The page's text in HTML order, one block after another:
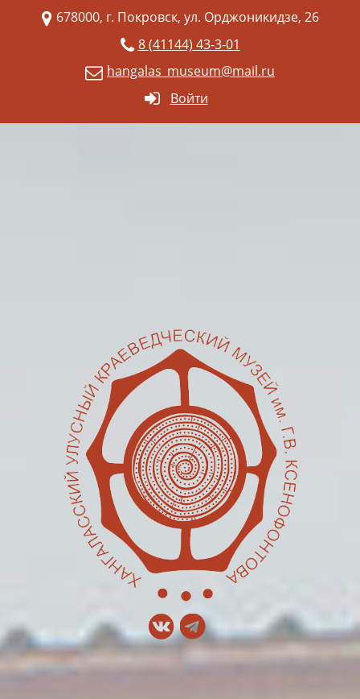
678000, г. Покровск, ул. Орджоникидзе, 26
8 (41144) 43-3-01
hangalas_museum@mail.ru
Войти